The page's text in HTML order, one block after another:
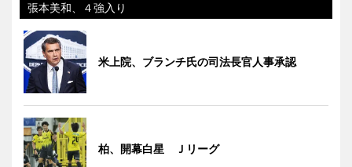
張本美和、４強入り
米上院、ブランチ氏の司法長官人事承認
柏、開幕白星 Ｊリーグ